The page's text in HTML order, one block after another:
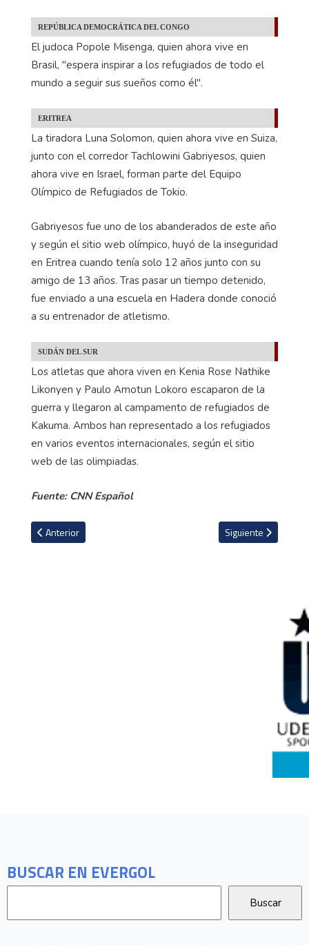
BUSCAR EN EVERGOL
REPÚBLICA DEMOCRÁTICA DEL CONGO
El judoca Popole Misenga, quien ahora vive en
Brasil, "espera inspirar a los refugiados de todo el
mundo a seguir sus sueños como él".
ERITREA
La tiradora Luna Solomon, quien ahora vive en Suiza,
junto con el corredor Tachlowini Gabriyesos, quien
ahora vive en Israel, forman parte del Equipo
Olímpico de Refugiados de Tokio.
Gabriyesos fue uno de los abanderados de este año
y según el sitio web olímpico, huyó de la inseguridad
en Eritrea cuando tenía solo 12 años junto con su
amigo de 13 años. Tras pasar un tiempo detenido,
fue enviado a una escuela en Hadera donde conoció
a su entrenador de atletismo.
SUDÁN DEL SUR
Los atletas que ahora viven en Kenia Rose Nathike
Likonyen y Paulo Amotun Lokoro escaparon de la
guerra y llegaron al campamento de refugiados de
Kakuma. Ambos han representado a los refugiados
en varios eventos internacionales, según el sitio
web de las olimpiadas.
Fuente: CNN Español
Artículo anterior: La gran influencia de la tenista Naomi Osaka en
Anterior Artículo siguiente:
Siguiente